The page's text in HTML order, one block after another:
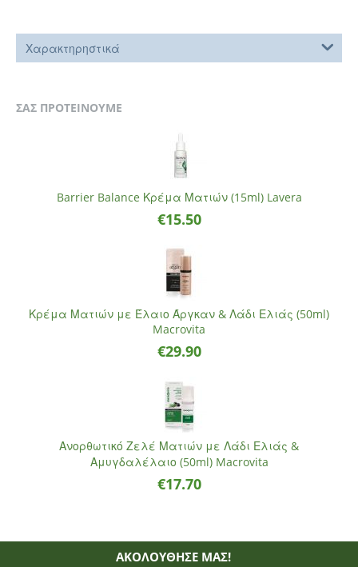
Χαρακτηρηστικά
ΣΑΣ ΠΡΟΤΕΙΝΟΥΜΕ
Barrier Balance Κρέμα Ματιών (15ml) Lavera
€15.50
Κρέμα Ματιών με Έλαιο Άργκαν & Λάδι Ελιάς (50ml)
Macrovita
€29.90
Ανορθωτικό Ζελέ Ματιών με Λάδι Ελιάς &
Αμυγδαλέλαιο (50ml) Macrovita
€17.70
ΑΚΟΛΟΥΘΗΣΈ ΜΑΣ!